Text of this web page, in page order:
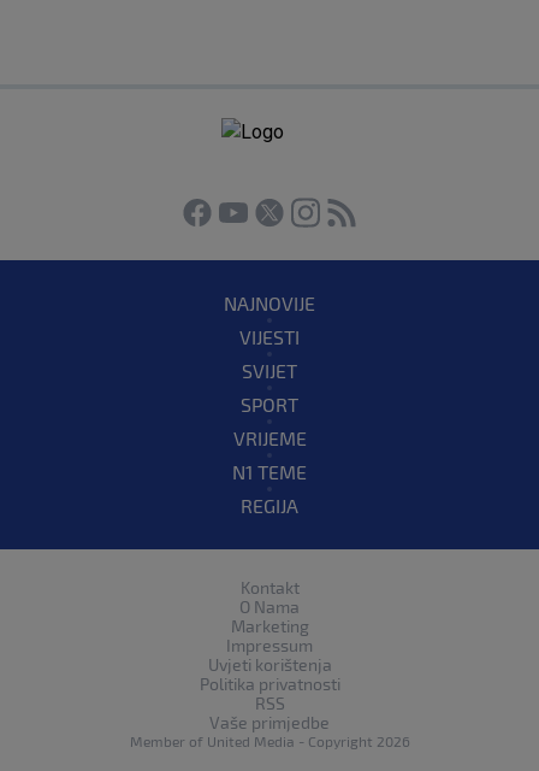
NAJNOVIJE
VIJESTI
SVIJET
SPORT
VRIJEME
N1 TEME
REGIJA
Kontakt
O Nama
Marketing
Impressum
Uvjeti korištenja
Politika privatnosti
RSS
Vaše primjedbe
Member of United Media - Copyright 2026